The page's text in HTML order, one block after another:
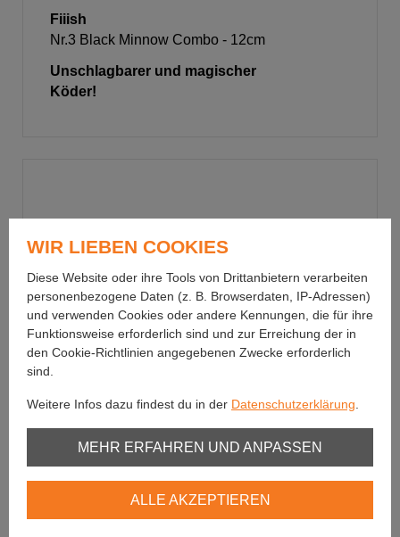
Fiiish
Nr.3 Black Minnow Combo - 12cm
Unschlagbarer und magischer
Köder!
Fiiish
WIR LIEBEN COOKIES
Diese Website oder ihre Tools von Drittanbietern verarbeiten
personenbezogene Daten (z. B. Browserdaten, IP-Adressen)
und verwenden Cookies oder andere Kennungen, die für ihre
Funktionsweise erforderlich sind und zur Erreichung der in
den Cookie-Richtlinien angegebenen Zwecke erforderlich
sind.
Weitere Infos dazu findest du in der Datenschutzerklärung
Unbedingt erforderlich
MEHR ERFAHREN UND ANPASSEN
ALLE AKZEPTIEREN